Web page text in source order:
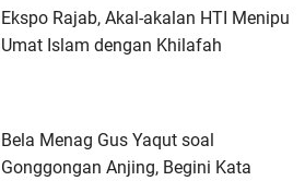
Ekspo Rajab, Akal-akalan HTI Menipu
Umat Islam dengan Khilafah
Bela Menag Gus Yaqut soal
Gonggongan Anjing, Begini Kata